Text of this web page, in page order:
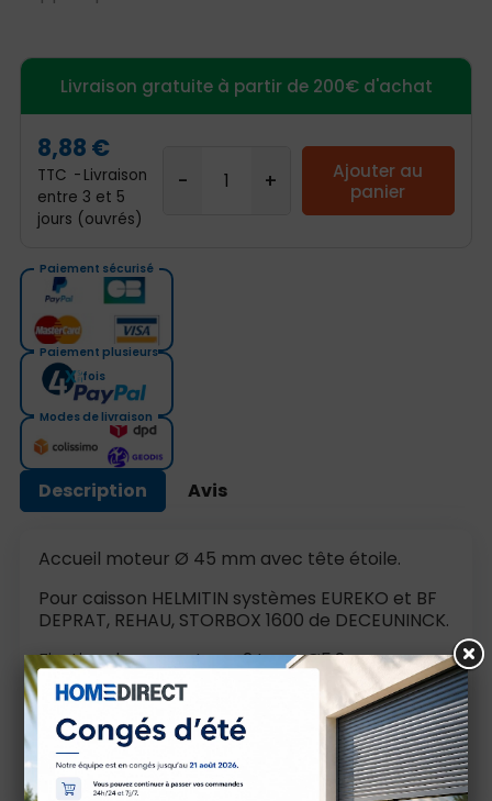
Livraison gratuite à partir de 200€ d'achat
8,88 €
TTC
Livraison
entre 3 et 5
jours (ouvrés)
Ajouter au
panier
Paiement sécurisé
Paiement plusieurs
fois
Modes de livraison
Description Avis
Accueil moteur Ø 45 mm avec tête étoile.
Pour caisson HELMITIN systèmes EUREKO et BF
DEPRAT, REHAU, STORBOX 1600 de DECEUNINCK.
Fixation du support par 2 trous Ø5,2 mm sur
entraxe 100 mm.
Couple maxi 50 Nm.
Livré avec anneau d'arrêt.